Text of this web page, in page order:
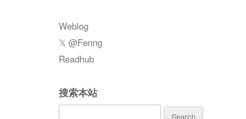
Weblog
𝕏 @Fenng
Readhub
搜索本站